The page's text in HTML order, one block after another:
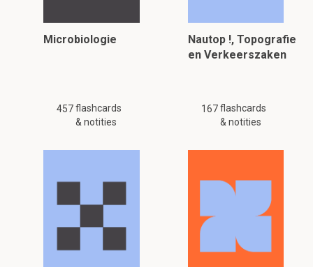
Microbiologie
457flashcards
& notities
Nautop !, Topografie
en Verkeerszaken
167 flashcards
& notities